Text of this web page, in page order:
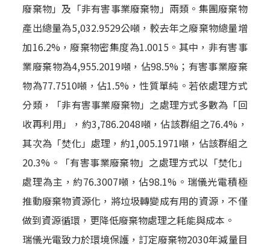
廢棄物」及「非有害事業廢棄物」兩類。集團廢棄物
產出總量為5,032.9529公噸，較去年之廢棄物總量增
加16.2%，廢棄物密集度為1.0015。其中，非有害事
業廢棄物為4,955.2019噸，佔98.5%；有害事業廢棄
物為77.7510噸，佔1.5%，性質單純。若依處理方式
分類，「非有害事業廢棄物」之處理方式多數為「回
收再利用」，約3,786.2048噸，佔該群組之76.4%，
其次為「焚化」處理，約1,005.1971噸，佔該群組之
20.3%。「有害事業廢棄物」之處理方式以「焚化」
處理為主，約76.3007噸，佔98.1%。瑞儀光電積極
推動廢棄物資源化，將垃圾轉變成有用的資源，不僅
做到資源循環，更降低廢棄物處理之耗能與成本。
瑞儀光電致力於環境保護，訂定廢棄物2030年減量目